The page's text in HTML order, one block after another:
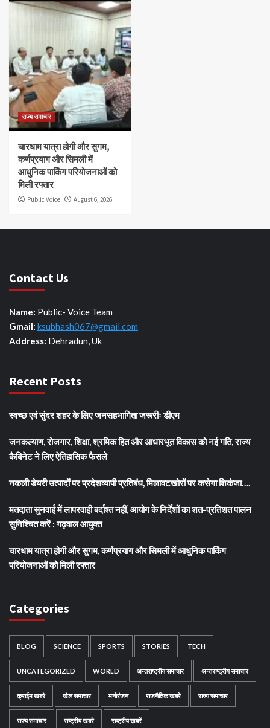
राज्य समाचार
चारधाम यात्रा होगी और सुगम,
कर्णप्रयाग और सिमली में
आधुनिक पार्किंग परियोजनाओं को
मिली रफ्तार
Public Voice August 6, 2026
Contact Us
Name: Public- Voice Team
Gmail: ksubhash067@gmail.com
Address: Dehradun, Uk
Recent Posts
स्वच्छ एवं सुंदर शहर के लिए जनसहभागिता जरूरीः डीएम
जनकल्याण, रोजगार, शिक्षा, श्रमिक हित और आधारभूत विकास को नई गति, राज्य
कैबिनेट ने लिए ऐतिहासिक फैसले
नकली डेयरी उत्पादों पर प्रदेशव्यापी प्रतिबंध, मिलावटखोरों पर कसेगा शिकंजा….
मतदाता सुनवाई में लापरवाही बर्दाश्त नहीं, आयोग के निर्देशों का शत-प्रतिशत पालन
सुनिश्चित करें : गढ़वाल आयुक्त
चारधाम यात्रा होगी और सुगम, कर्णप्रयाग और सिमली में आधुनिक पार्किंग
परियोजनाओं को मिली रफ्तार
Categories
BLOG SCIENCE SPORTS STORIES TECH
UNCATEGORIZED WORLD अन्तराष्ट्रीय समाचार अन्तराष्ट्रीय समाचार
क्राईम खबरे खेल समाचार मनोरंजन राजनैतिक खबरे राज्य समाचार
राज्य समाचार राष्ट्रीय खबरे राष्ट्रीय ख़बरें